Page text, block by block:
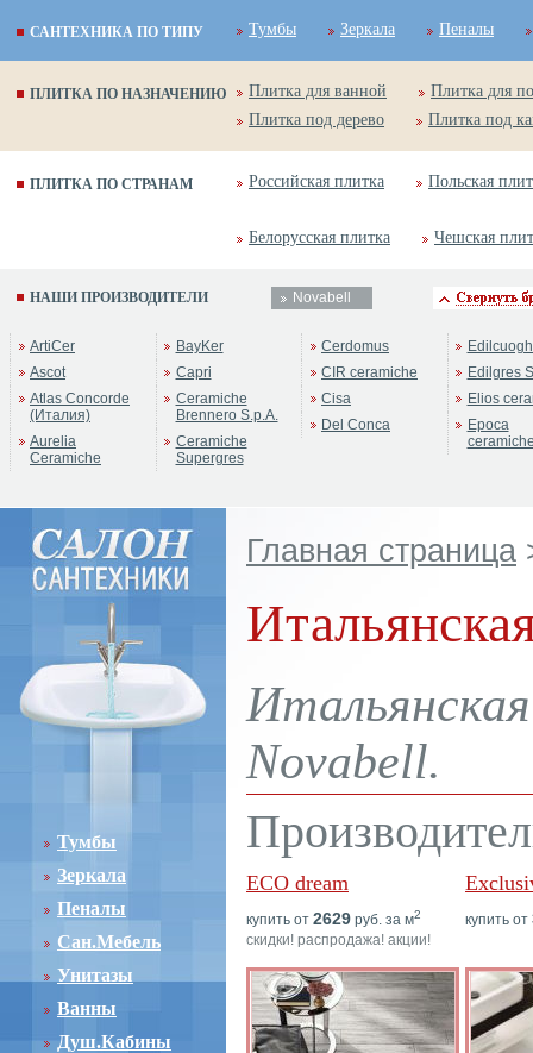
САНТЕХНИКА ПО ТИПУ Тумбы Зеркала Пеналы
ПЛИТКА ПО НАЗНАЧЕНИЮ Плитка для ванной
Плитка для
Плитка под дерево
Плитка под
ПЛИТКА ПО СТРАНАМ Российская плитка Польская
Белорусская плитка Чешская
НАШИ ПРОИЗВОДИТЕЛИ Novabell
ArtiCer
Ascot
Atlas Concorde
(Италия)
Aurelia
Ceramiche
BayKer
Capri
Ceramiche
Brennero S.p.A.
Ceramiche
Supergres
Cerdomus
CIR ceramiche
Cisa
Del Conca
Edilgres
Elios
Epoca
Тумбы
Зеркала
Пеналы
Сан.Мебель
Унитазы
Ванны
Душ.Кабины
Главная страница
Novabell.
ECO dream
купить от 2629 руб. за м2
скидки! распродажа! акции!
купить от